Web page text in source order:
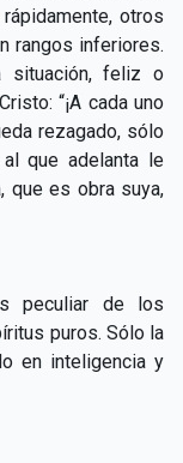
otros
rangos inferiores.
situación, feliz o
“¡A cada uno
rezagado, sólo
que adelanta le
que es obra suya,
peculiar de los
puros. Sólo la
en inteligencia y